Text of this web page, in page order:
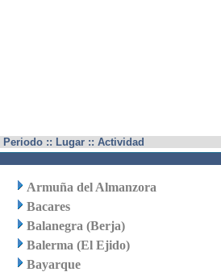
Periodo :: Lugar :: Actividad
Armuña del Almanzora
Bacares
Balanegra (Berja)
Balerma (El Ejido)
Bayarque